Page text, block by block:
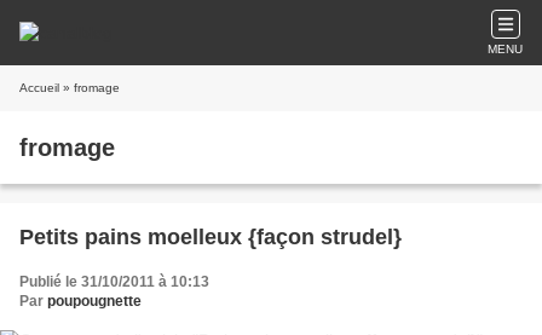
MENU
Accueil » fromage
fromage
Petits pains moelleux {façon strudel}
Publié le 31/10/2011 à 10:13
Par poupougnette